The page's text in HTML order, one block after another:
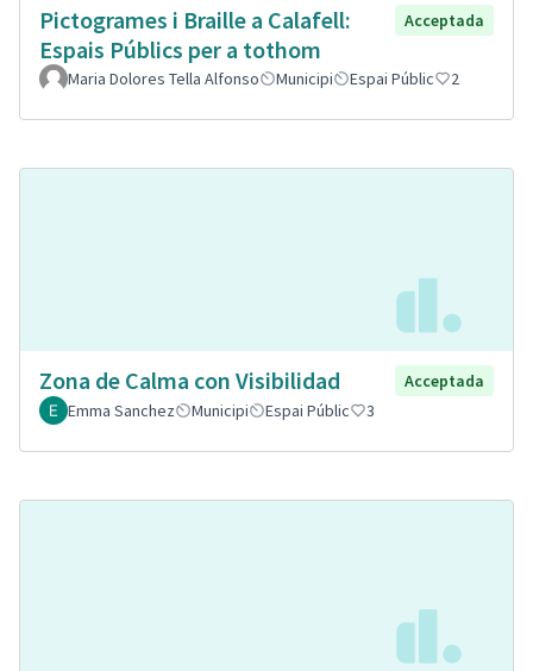
Pictogrames i Braille a Calafell:
Espais Públics per a tothom
Acceptada
Maria Dolores Tella Alfonso Municipi Espai Públic 2
Zona de Calma con Visibilidad
Acceptada
Emma Sanchez
Municipi Espai Públic 3